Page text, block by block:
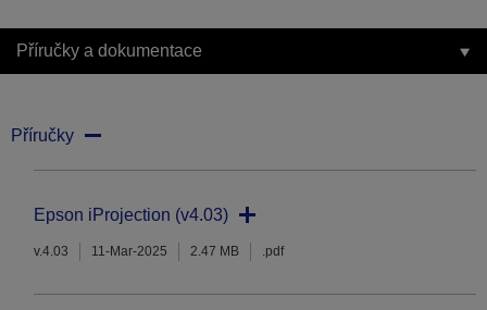
Příručky a dokumentace
Příručky
Epson iProjection (v4.03)
v.4.03 11-Mar-2025 2.47 MB .pdf